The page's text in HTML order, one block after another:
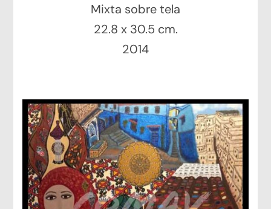
Mixta sobre tela
22.8 x 30.5 cm.
2014